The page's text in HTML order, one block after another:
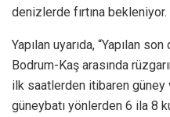
denizlerde fırtına bekleniyor.
Yapılan uyarıda, “Yapılan
Bodrum-Kaş arasında
ilk saatlerden itibaren güney
güneybatı yönlerden 6 ila 8